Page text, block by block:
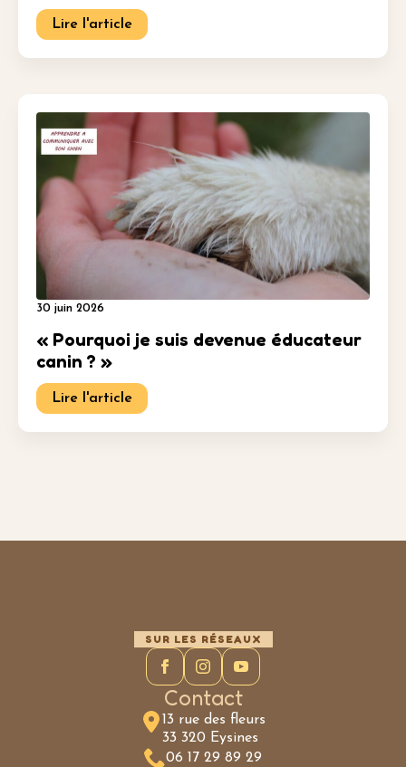
Lire l'article
« Pourquoi je suis devenue éducateur
canin ? »
30 juin 2026
Lire l'article
SUR LES RÉSEAUX
Contact
13 rue des fleurs
33 320 Eysines
06 17 29 89 29